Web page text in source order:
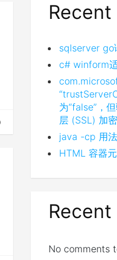
sqlserver go
c# winform
为“false”，
层 (SSL) 加
java -cp 用
HTML 容器
No comments